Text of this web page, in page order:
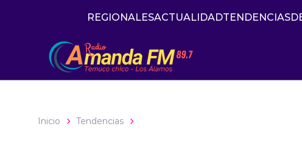
REGIONALESACTUALIDADTENDENCIAS
Inicio Tendencias